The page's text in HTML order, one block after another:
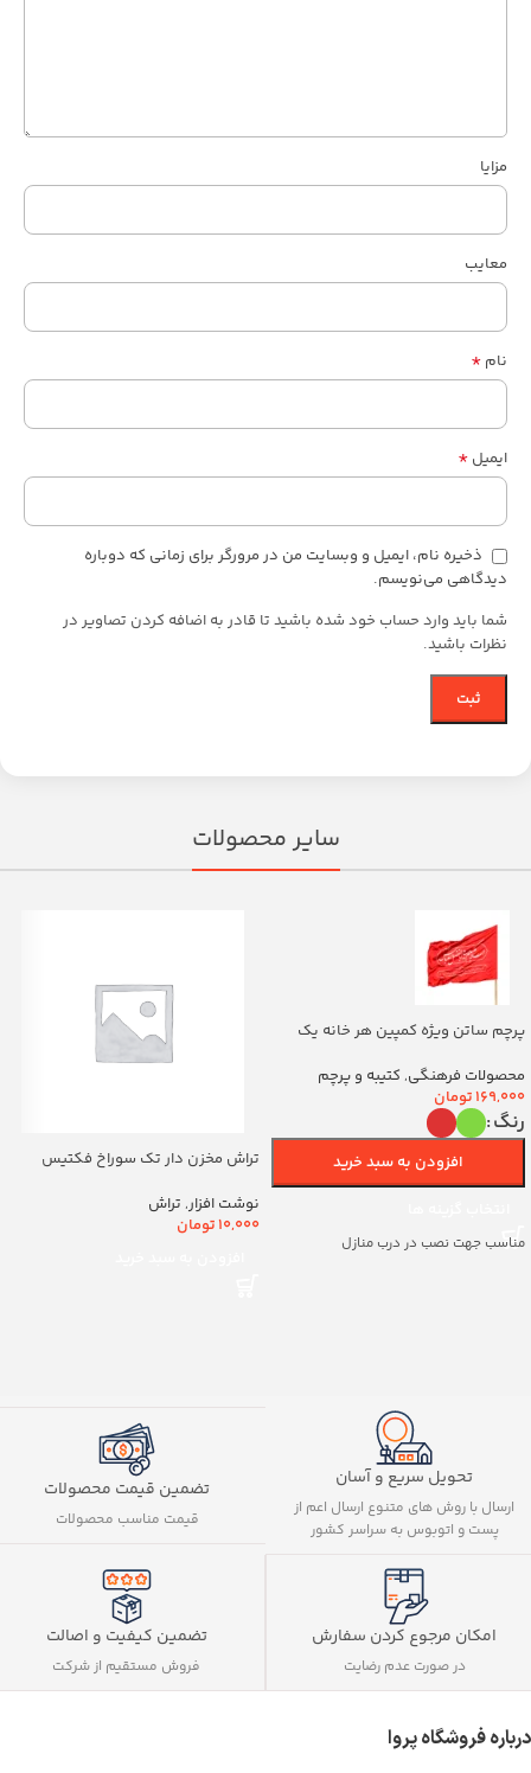
مزایا
معایب
نام *
ایمیل *
ذخیره نام، ایمیل و وبسایت من در مرورگر برای زمانی که دوباره
دیدگاهی می‌نویسم.
شما باید وارد حساب خود شده باشید تا قادر به اضافه کردن تصاویر در
نظرات باشید.
سایر محصولات
پرچم ساتن ویژه کمپین هر خانه یک
(700263)vمحصولات فرهنگی, کتیبه و پرچم
169,000تومان
رنگ
افزودن به سبد خرید
مناسب جهت نصب در درب منازل
تراش مخزن دار تک سوراخ فکتیس
نوشت افزار, تراش
10,000تومان
تحویل سریع و آسان
ارسال با روش های متنوع ارسال اعم از
پست و اتوبوس به سراسر کشور
تضمین قیمت محصولات
قیمت مناسب محصولات
امکان مرجوع کردن سفارش
در صورت عدم رضایت
تضمین کیفیت و اصالت
فروش مستقیم از شرکت
درباره فروشگاه پروا